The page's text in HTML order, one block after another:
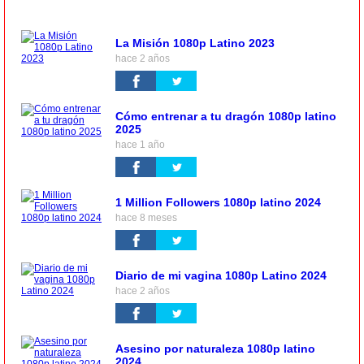
La Misión 1080p Latino 2023
hace 2 años
Cómo entrenar a tu dragón 1080p latino
2025
hace 1 año
1 Million Followers 1080p latino 2024
hace 8 meses
Diario de mi vagina 1080p Latino 2024
hace 2 años
Asesino por naturaleza 1080p latino
2024